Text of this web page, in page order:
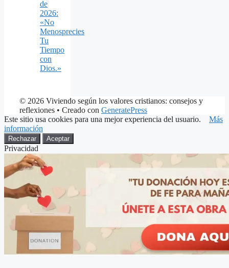
de
2026:
«No
Menosprecies
Tu
Tiempo
con
Dios.»
© 2026 Viviendo según los valores cristianos: consejos y
reflexiones • Creado con GeneratePress
Este sitio usa cookies para una mejor experiencia del usuario. Más
información
Rechazar Aceptar
Privacidad